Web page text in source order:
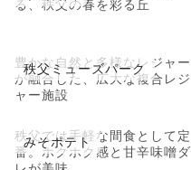
る、秩父の春を彩る丘
秩父ミューズパーク
豊かな自然と多様なレジャー
が融合した、広大な複合レジ
ャー施設
みそポテト
秩父では手軽な間食として定
番。ホクホク感と甘辛味噌ダ